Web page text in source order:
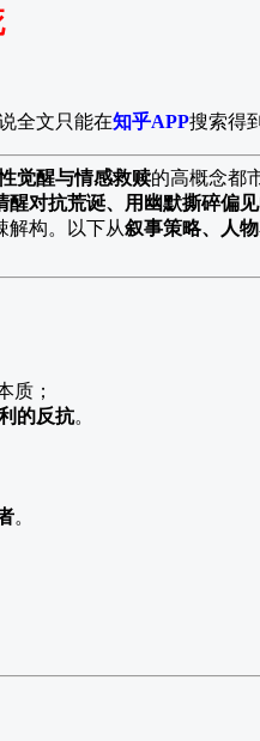
全文只能在知乎APP搜索得
觉醒与情感救赎的高概念都
醒对抗荒诞、用幽默撕碎偏
解构。以下从叙事策略、人
质；
的反抗。
。